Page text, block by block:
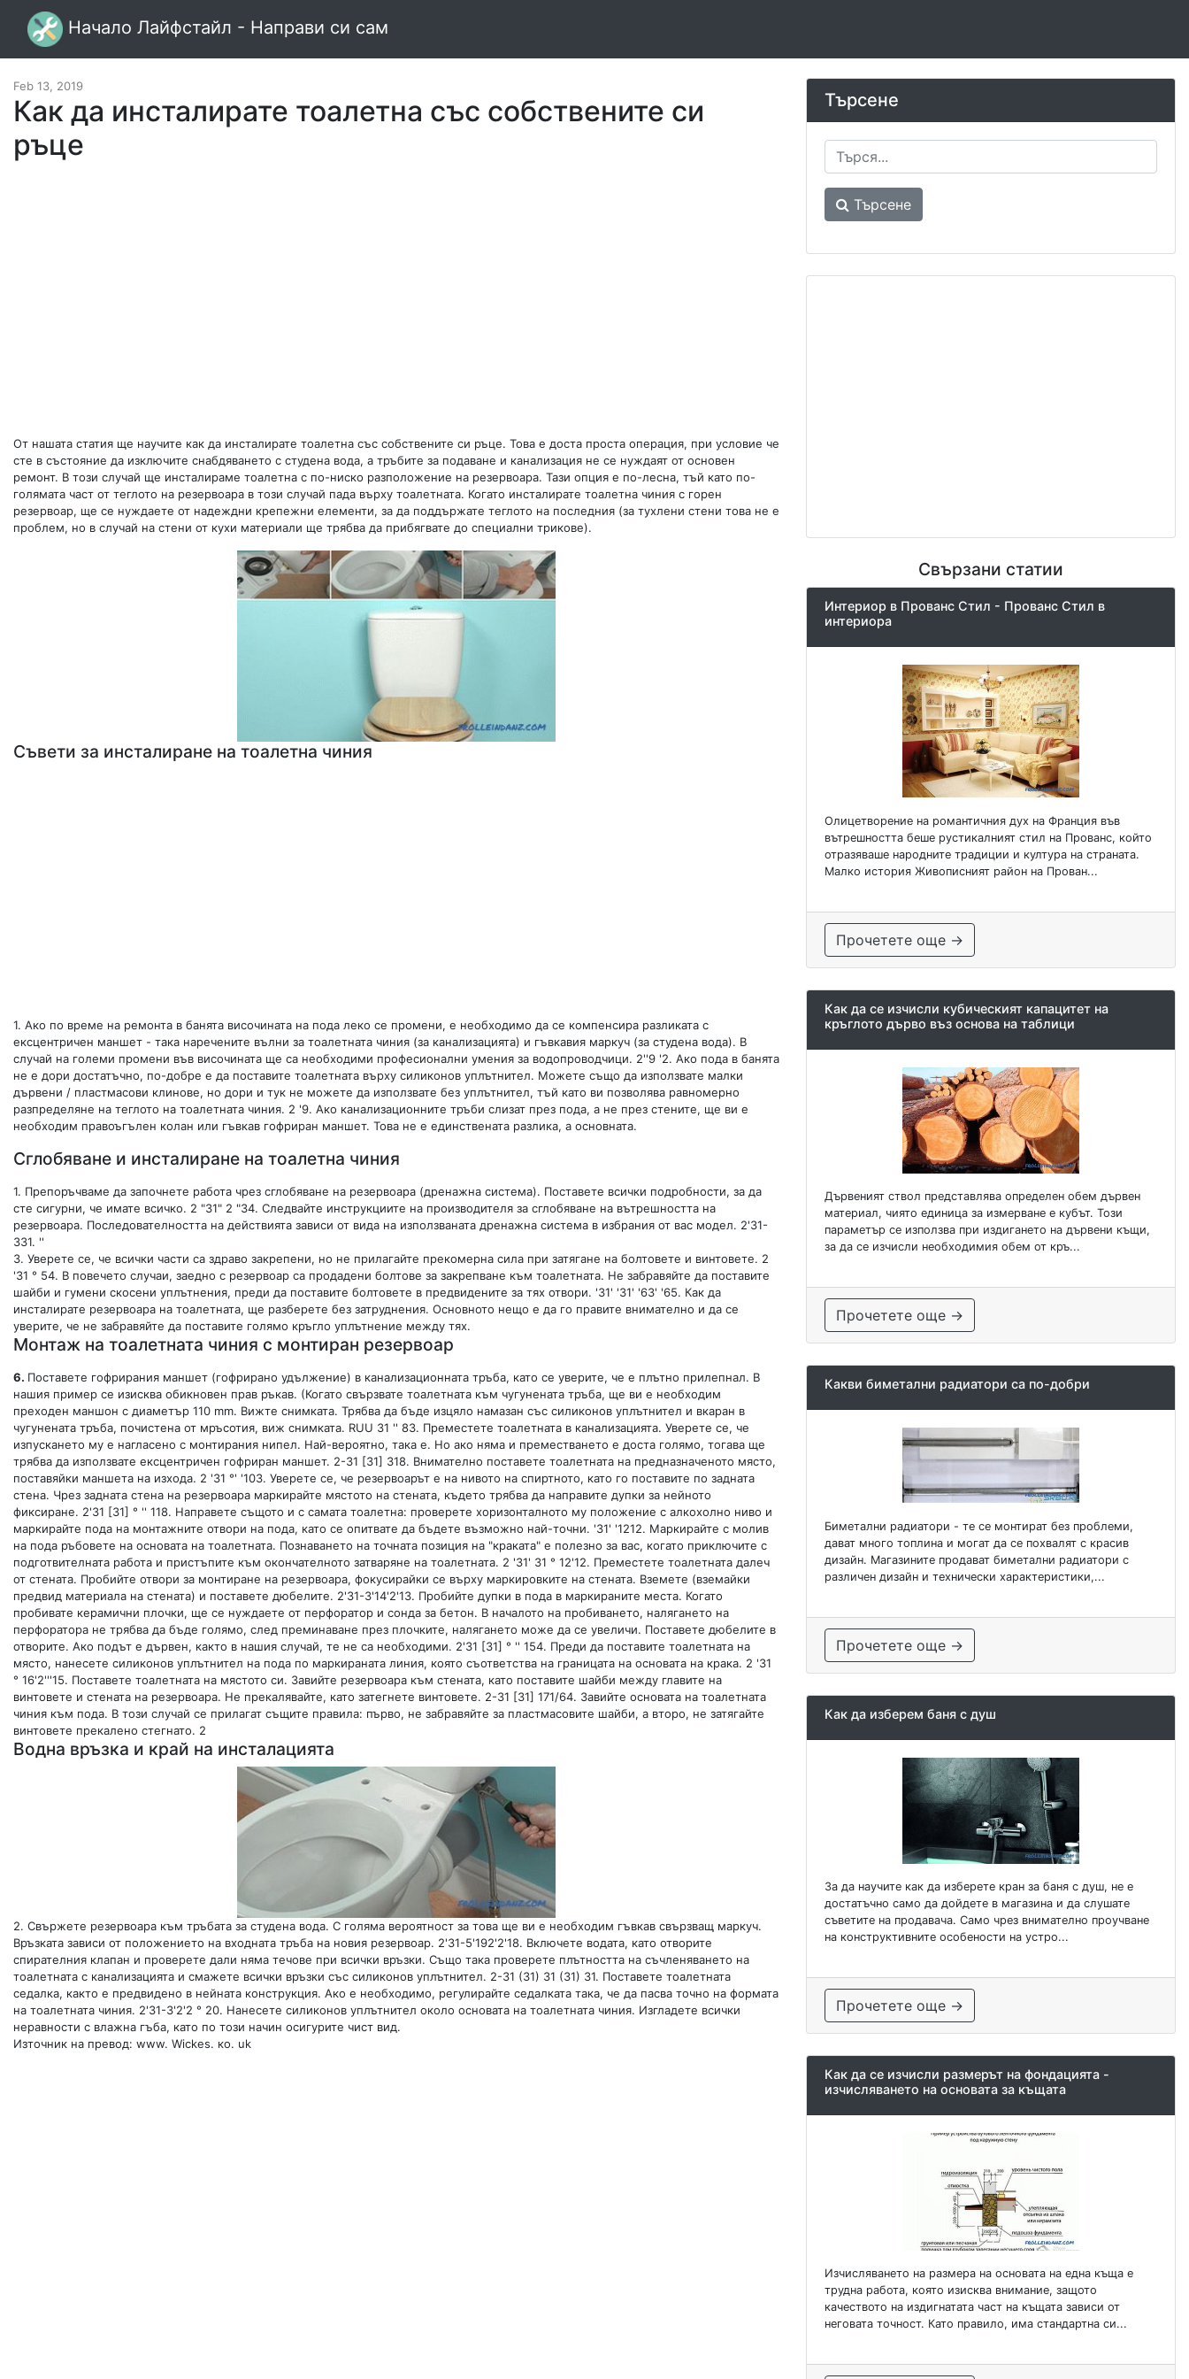
Начало Лайфстайл - Направи си сам
Feb 13, 2019
Как да инсталирате тоалетна със собствените си
ръце
От нашата статия ще научите как да инсталирате тоалетна със собствените си ръце. Това е доста проста операция, при условие че
сте в състояние да изключите снабдяването с студена вода, а тръбите за подаване и канализация не се нуждаят от основен
ремонт. В този случай ще инсталираме тоалетна с по-ниско разположение на резервоара. Тази опция е по-лесна, тъй като по-
голямата част от теглото на резервоара в този случай пада върху тоалетната. Когато инсталирате тоалетна чиния с горен
резервоар, ще се нуждаете от надеждни крепежни елементи, за да поддържате теглото на последния (за тухлени стени това не е
проблем, но в случай на стени от кухи материали ще трябва да прибягвате до специални трикове).
Съвети за инсталиране на тоалетна чиния
1. Ако по време на ремонта в банята височината на пода леко се промени, е необходимо да се компенсира разликата с
ексцентричен маншет - така наречените вълни за тоалетната чиния (за канализацията) и гъвкавия маркуч (за студена вода). В
случай на големи промени във височината ще са необходими професионални умения за водопроводчици. 2''9 '2. Ако пода в банята
не е дори достатъчно, по-добре е да поставите тоалетната върху силиконов уплътнител. Можете също да използвате малки
дървени / пластмасови клинове, но дори и тук не можете да използвате без уплътнител, тъй като ви позволява равномерно
разпределяне на теглото на тоалетната чиния. 2 '9. Ако канализационните тръби слизат през пода, а не през стените, ще ви е
необходим правоъгълен колан или гъвкав гофриран маншет. Това не е единствената разлика, а основната.
Сглобяване и инсталиране на тоалетна чиния
1. Препоръчваме да започнете работа чрез сглобяване на резервоара (дренажна система). Поставете всички подробности, за да
сте сигурни, че имате всичко. 2 "31" 2 "34. Следвайте инструкциите на производителя за сглобяване на вътрешността на
резервоара. Последователността на действията зависи от вида на използваната дренажна система в избрания от вас модел. 2'31-
331. ''
3. Уверете се, че всички части са здраво закрепени, но не прилагайте прекомерна сила при затягане на болтовете и винтовете. 2
'31 ° 54. В повечето случаи, заедно с резервоар са продадени болтове за закрепване към тоалетната. Не забравяйте да поставите
шайби и гумени скосени уплътнения, преди да поставите болтовете в предвидените за тях отвори. '31' '31' '63' '65. Как да
инсталирате резервоара на тоалетната, ще разберете без затруднения. Основното нещо е да го правите внимателно и да се
уверите, че не забравяйте да поставите голямо кръгло уплътнение между тях.
Монтаж на тоалетната чиния с монтиран резервоар
6. Поставете гофрирания маншет (гофрирано удължение) в канализационната тръба, като се уверите, че е плътно прилепнал. В
нашия пример се изисква обикновен прав ръкав. (Когато свързвате тоалетната към чугунената тръба, ще ви е необходим
преходен маншон с диаметър 110 mm. Вижте снимката. Трябва да бъде изцяло намазан със силиконов уплътнител и вкаран в
чугунената тръба, почистена от мръсотия, виж снимката. RUU 31 '' 83. Преместете тоалетната в канализацията. Уверете се, че
изпускането му е нагласено с монтирания нипел. Най-вероятно, така е. Но ако няма и преместването е доста голямо, тогава ще
трябва да използвате ексцентричен гофриран маншет. 2-31 [31] 318. Внимателно поставете тоалетната на предназначеното място,
поставяйки маншета на изхода. 2 '31 °' '103. Уверете се, че резервоарът е на нивото на спиртното, като го поставите по задната
стена. Чрез задната стена на резервоара маркирайте мястото на стената, където трябва да направите дупки за нейното
фиксиране. 2'31 [31] ° '' 118. Направете същото и с самата тоалетна: проверете хоризонталното му положение с алкохолно ниво и
маркирайте пода на монтажните отвори на пода, като се опитвате да бъдете възможно най-точни. '31' '1212. Маркирайте с молив
на пода ръбовете на основата на тоалетната. Познаването на точната позиция на "краката" е полезно за вас, когато приключите с
подготвителната работа и пристъпите към окончателното затваряне на тоалетната. 2 '31' 31 ° 12'12. Преместете тоалетната далеч
от стената. Пробийте отвори за монтиране на резервоара, фокусирайки се върху маркировките на стената. Вземете (вземайки
предвид материала на стената) и поставете дюбелите. 2'31-3'14'2'13. Пробийте дупки в пода в маркираните места. Когато
пробивате керамични плочки, ще се нуждаете от перфоратор и сонда за бетон. В началото на пробиването, налягането на
перфоратора не трябва да бъде голямо, след преминаване през плочките, налягането може да се увеличи. Поставете дюбелите в
отворите. Ако подът е дървен, както в нашия случай, те не са необходими. 2'31 [31] ° '' 154. Преди да поставите тоалетната на
място, нанесете силиконов уплътнител на пода по маркираната линия, която съответства на границата на основата на крака. 2 '31
° 16'2'''15. Поставете тоалетната на мястото си. Завийте резервоара към стената, като поставите шайби между главите на
винтовете и стената на резервоара. Не прекалявайте, като затегнете винтовете. 2-31 [31] 171/64. Завийте основата на тоалетната
чиния към пода. В този случай се прилагат същите правила: първо, не забравяйте за пластмасовите шайби, а второ, не затягайте
винтовете прекалено стегнато. 2
Водна връзка и край на инсталацията
2. Свържете резервоара към тръбата за студена вода. С голяма вероятност за това ще ви е необходим гъвкав свързващ маркуч.
Връзката зависи от положението на входната тръба на новия резервоар. 2'31-5'192'2'18. Включете водата, като отворите
спирателния клапан и проверете дали няма течове при всички връзки. Също така проверете плътността на съчленяването на
тоалетната с канализацията и смажете всички връзки със силиконов уплътнител. 2-31 (31) 31 (31) 31. Поставете тоалетната
седалка, както е предвидено в нейната конструкция. Ако е необходимо, регулирайте седалката така, че да пасва точно на формата
на тоалетната чиния. 2'31-3'2'2 ° 20. Нанесете силиконов уплътнител около основата на тоалетната чиния. Изгладете всички
неравности с влажна гъба, като по този начин осигурите чист вид.
Източник на превод: www. Wickes. ко. uk
Търсене
Търсене
Свързани статии
Интериор в Прованс Стил - Прованс Стил в
интериора
Олицетворение на романтичния дух на Франция във
вътрешността беше рустикалният стил на Прованс, който
отразяваше народните традиции и култура на страната.
Малко история Живописният район на Прован...
Прочетете още →
Как да се изчисли кубическият капацитет на
кръглото дърво въз основа на таблици
Дървеният ствол представлява определен обем дървен
материал, чиято единица за измерване е кубът. Този
параметър се използва при издигането на дървени къщи,
за да се изчисли необходимия обем от кръ...
Прочетете още →
Какви биметални радиатори са по-добри
Биметални радиатори - те се монтират без проблеми,
дават много топлина и могат да се похвалят с красив
дизайн. Магазините продават биметални радиатори с
различен дизайн и технически характеристики,...
Прочетете още →
Как да изберем баня с душ
За да научите как да изберете кран за баня с душ, не е
достатъчно само да дойдете в магазина и да слушате
съветите на продавача. Само чрез внимателно проучване
на конструктивните особености на устро...
Прочетете още →
Как да се изчисли размерът на фондацията -
изчисляването на основата за къщата
Изчисляването на размера на основата на една къща е
трудна работа, която изисква внимание, защото
качеството на издигнатата част на къщата зависи от
неговата точност. Като правило, има стандартна си...